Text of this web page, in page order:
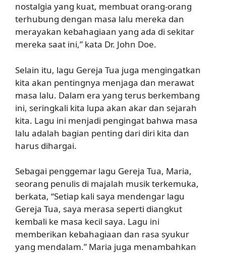
nostalgia yang kuat, membuat orang-orang
terhubung dengan masa lalu mereka dan
merayakan kebahagiaan yang ada di sekitar
mereka saat ini,” kata Dr. John Doe.
Selain itu, lagu Gereja Tua juga mengingatkan
kita akan pentingnya menjaga dan merawat
masa lalu. Dalam era yang terus berkembang
ini, seringkali kita lupa akan akar dan sejarah
kita. Lagu ini menjadi pengingat bahwa masa
lalu adalah bagian penting dari diri kita dan
harus dihargai.
Sebagai penggemar lagu Gereja Tua, Maria,
seorang penulis di majalah musik terkemuka,
berkata, “Setiap kali saya mendengar lagu
Gereja Tua, saya merasa seperti diangkut
kembali ke masa kecil saya. Lagu ini
memberikan kebahagiaan dan rasa syukur
yang mendalam.” Maria juga menambahkan